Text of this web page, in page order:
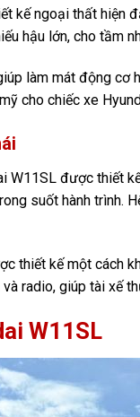
kế ngoại thất hiện
hậu lớn, cho tầm
làm mát động cơ
cho chiếc xe
W11SL được thiết
suốt hành trình.
thiết kế một cách
và radio, giúp tài xế
W11SL